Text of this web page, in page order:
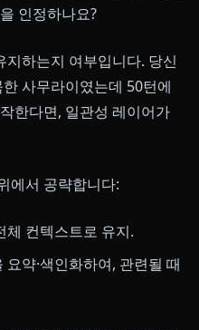
인정하나요?
하는지 여부입니다. 당신
사무라이였는데 50턴에
한다면, 일관성 레이어가
에서 공략합니다:
컨텍스트로 유지.
약·색인화하여, 관련될 때